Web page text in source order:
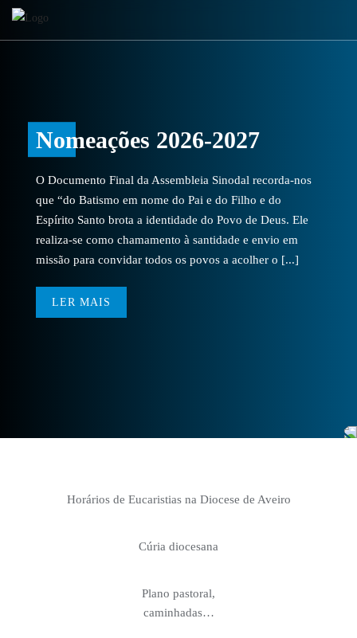
Skip
Nomeações 2026-2027
O Documento Final da Assembleia Sinodal recorda-nos
que “do Batismo em nome do Pai e do Filho e do
Espírito Santo brota a identidade do Povo de Deus. Ele
realiza-se como chamamento à santidade e envio em
missão para convidar todos os povos a acolher o [...]
LER MAIS
Horários de Eucaristias na Diocese de Aveiro
Cúria diocesana
Plano pastoral,
caminhadas…